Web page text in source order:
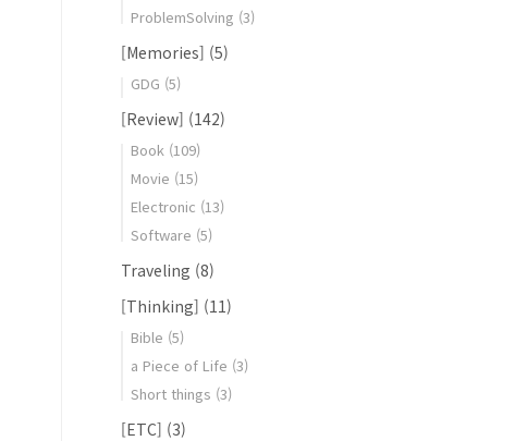
ProblemSolving (3)
[Memories] (5)
GDG (5)
[Review] (142)
Book (109)
Movie (15)
Electronic (13)
Software (5)
Traveling (8)
[Thinking] (11)
Bible (5)
a Piece of Life (3)
Short things (3)
[ETC] (3)